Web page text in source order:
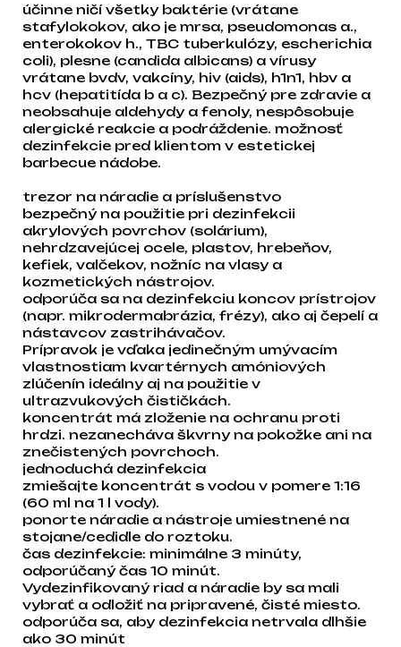
účinne ničí všetky baktérie (vrátane
stafylokokov, ako je mrsa, pseudomonas a.,
enterokokov h., TBC tuberkulózy, escherichia
coli), plesne (candida albicans) a vírusy
vrátane bvdv, vakcíny, hiv (aids), h1n1, hbv a
hcv (hepatitída b a c). Bezpečný pre zdravie a
neobsahuje aldehydy a fenoly, nespôsobuje
alergické reakcie a podráždenie. možnosť
dezinfekcie pred klientom v estetickej
barbecue nádobe.
trezor na náradie a príslušenstvo
bezpečný na použitie pri dezinfekcii
akrylových povrchov (solárium),
nehrdzavejúcej ocele, plastov, hrebeňov,
kefiek, valčekov, nožníc na vlasy a
kozmetických nástrojov.
odporúča sa na dezinfekciu koncov prístrojov
(napr. mikrodermabrázia, frézy), ako aj čepelí a
nástavcov zastrihávačov.
Prípravok je vďaka jedinečným umývacím
vlastnostiam kvartérnych amóniových
zlúčenín ideálny aj na použitie v
ultrazvukových čističkách.
koncentrát má zloženie na ochranu proti
hrdzi. nezanecháva škvrny na pokožke ani na
znečistených povrchoch.
jednoduchá dezinfekcia
zmiešajte koncentrát s vodou v pomere 1:16
(60 ml na 1 l vody).
ponorte náradie a nástroje umiestnené na
stojane/cedidle do roztoku.
čas dezinfekcie: minimálne 3 minúty,
odporúčaný čas 10 minút.
Vydezinfikovaný riad a náradie by sa mali
vybrať a odložiť na pripravené, čisté miesto.
odporúča sa, aby dezinfekcia netrvala dlhšie
ako 30 minút